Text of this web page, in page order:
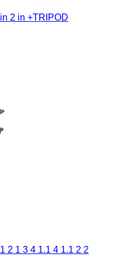
2 in +TRIPOD
2 1 3 4 1.1 4 1.1 2 2